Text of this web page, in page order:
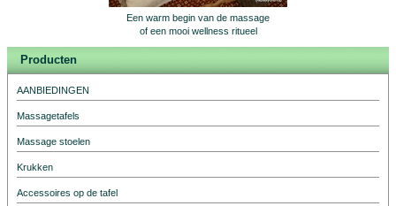
Een warm begin van de massage
of een mooi wellness ritueel
Producten
AANBIEDINGEN
Massagetafels
Massage stoelen
Krukken
Accessoires op de tafel